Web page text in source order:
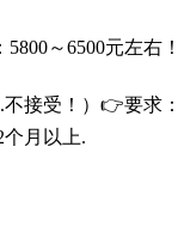
～6500元左
接受！）👉要求
月以上.